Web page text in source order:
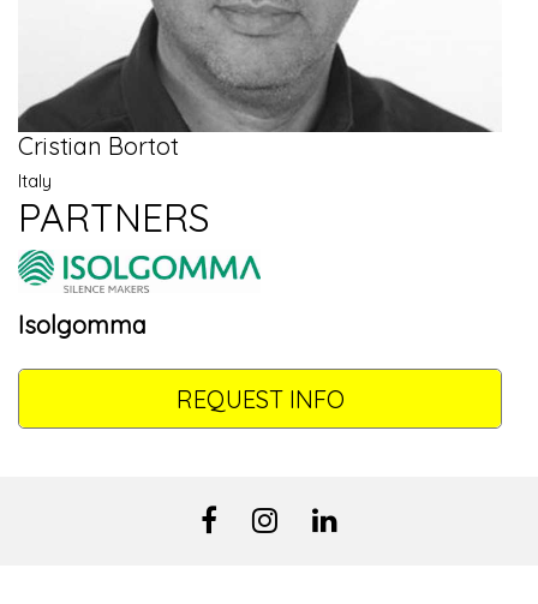
Cristian Bortot
Italy
PARTNERS
Isolgomma
REQUEST INFO